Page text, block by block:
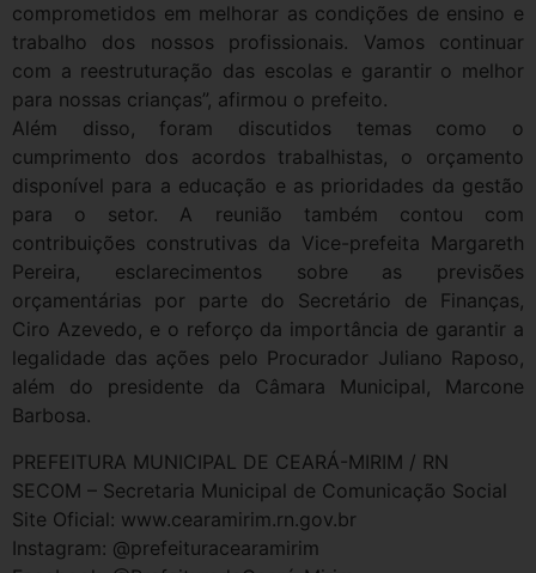
comprometidos em melhorar as condições de ensino e
trabalho dos nossos profissionais. Vamos continuar
com a reestruturação das escolas e garantir o melhor
para nossas crianças”, afirmou o prefeito.
Além disso, foram discutidos temas como o
cumprimento dos acordos trabalhistas, o orçamento
disponível para a educação e as prioridades da gestão
para o setor. A reunião também contou com
contribuições construtivas da Vice-prefeita Margareth
Pereira, esclarecimentos sobre as previsões
orçamentárias por parte do Secretário de Finanças,
Ciro Azevedo, e o reforço da importância de garantir a
legalidade das ações pelo Procurador Juliano Raposo,
além do presidente da Câmara Municipal, Marcone
Barbosa.
PREFEITURA MUNICIPAL DE CEARÁ-MIRIM / RN
SECOM – Secretaria Municipal de Comunicação Social
Site Oficial: www.cearamirim.rn.gov.br
Instagram: @prefeituracearamirim